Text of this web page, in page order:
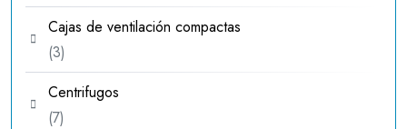
productos
Cajas de ventilación compactas
33
productos
Centrifugos
77